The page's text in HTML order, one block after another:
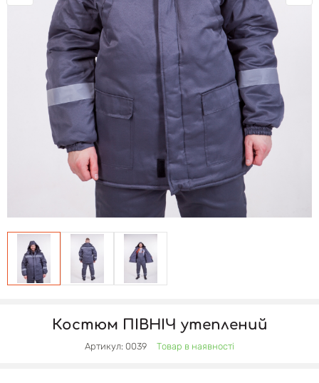
Костюм ПІВНІЧ утеплений
Артикул: 0039 Товар в наявності